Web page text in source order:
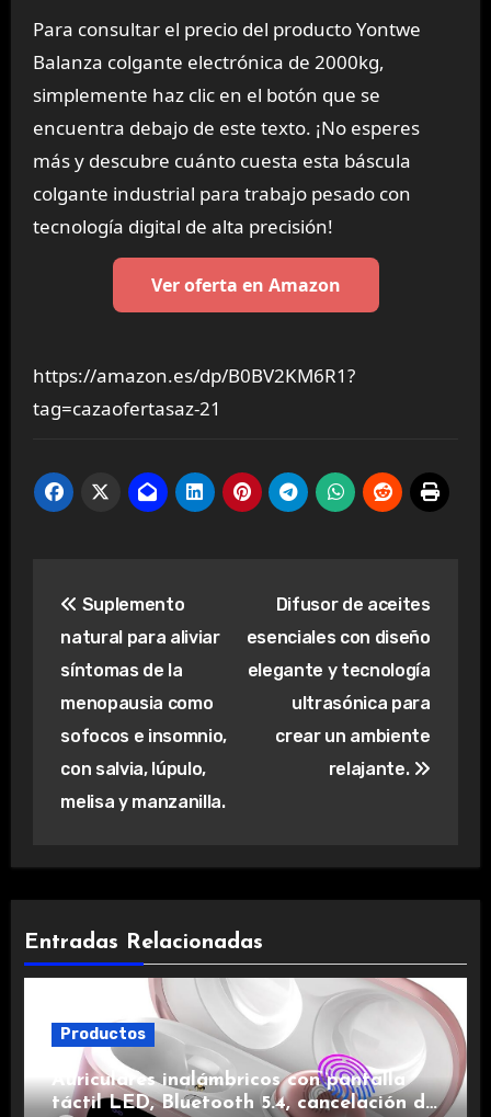
Para consultar el precio del producto Yontwe
Balanza colgante electrónica de 2000kg,
simplemente haz clic en el botón que se
encuentra debajo de este texto. ¡No esperes
más y descubre cuánto cuesta esta báscula
colgante industrial para trabajo pesado con
tecnología digital de alta precisión!
Ver oferta en Amazon
https://amazon.es/dp/B0BV2KM6R1?
tag=cazaofertasaz-21
de
entradas
Suplemento
natural para aliviar
síntomas de la
menopausia como
sofocos e insomnio,
con salvia, lúpulo,
melisa y manzanilla.
Difusor de aceites
esenciales con diseño
elegante y tecnología
ultrasónica para
crear un ambiente
relajante.
Entradas Relacionadas
Productos
Auriculares inalámbricos con pantalla
táctil LED, Bluetooth 5.4, cancelación de